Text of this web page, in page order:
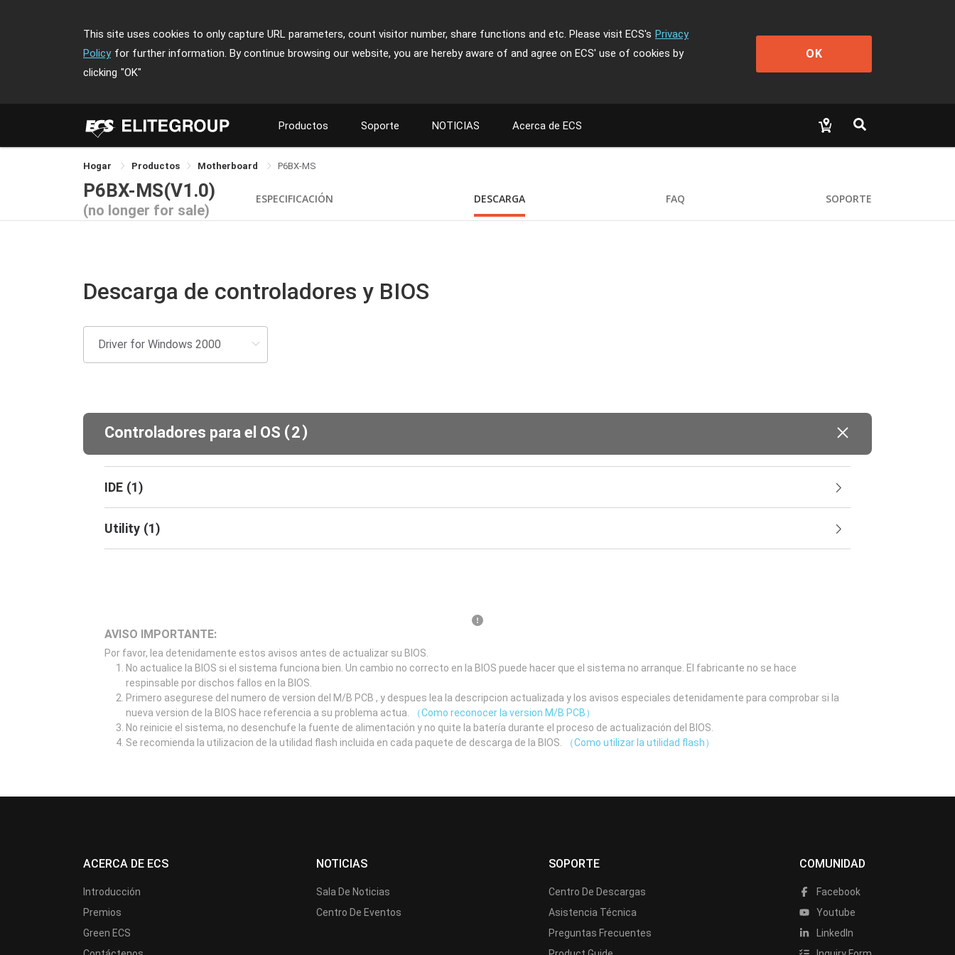
This site uses cookies to only capture URL parameters, count visitor number, share functions and etc. Please visit ECS's Privacy
Policy for further information. By continue browsing our website, you are hereby aware of and agree on ECS' use of cookies by
clicking "OK"
OK
Productos Soporte NOTICIAS Acerca de ECS
Hogar Productos Motherboard P6BX-MS
P6BX-MS(V1.0)
(no longer for sale)
ESPECIFICACIÓN DESCARGA FAQ SOPORTE
Descarga de controladores y BIOS
Controladores para el OS (2)
IDE (1)
Utility (1)
AVISO IMPORTANTE:
Por favor, lea detenidamente estos avisos antes de actualizar su BIOS.
No actualice la BIOS si el sistema funciona bien. Un cambio no correcto en la BIOS puede hacer que el sistema no arranque. El fabricante no se hace
respinsable por dischos fallos en la BIOS.
Primero asegurese del numero de version del M/B PCB , y despues lea la descripcion actualizada y los avisos especiales detenidamente para comprobar si la
nueva version de la BIOS hace referencia a su problema actua.
（Como reconocer la version M/B PCB）
No reinicie el sistema, no desenchufe la fuente de alimentación y no quite la batería durante el proceso de actualización del BIOS.
Se recomienda la utilizacion de la utilidad flash incluida en cada paquete de descarga de la BIOS.
（Como utilizar la utilidad flash）
ACERCA DE ECS
Introducción
Premios
Green ECS
NOTICIAS
Sala De Noticias
Centro De Eventos
SOPORTE
Centro De Descargas
Asistencia Técnica
Preguntas Frecuentes
COMUNIDAD
Facebook
Youtube
LinkedIn